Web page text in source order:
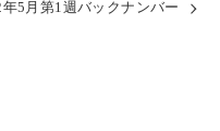
年5月第1週バックナンバー